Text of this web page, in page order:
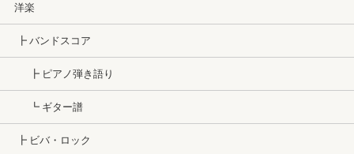
洋楽
┣ バンドスコア
┣ ピアノ弾き語り
┗ ギター譜
┣ ビバ・ロック